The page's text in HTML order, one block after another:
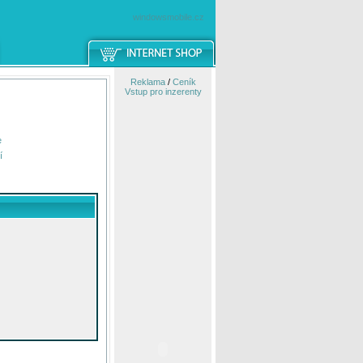
windowsmobile.cz
Reklama/ Ceník
Vstup pro inzerenty